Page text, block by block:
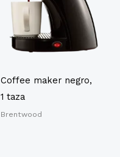
Coffee maker negro,
1 taza
Brentwood